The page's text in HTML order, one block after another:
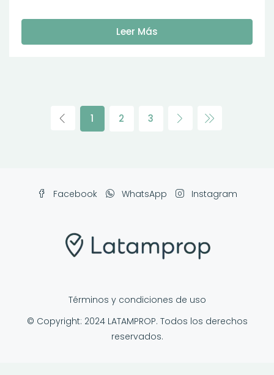
Leer Más
1 2 3
Facebook WhatsApp Instagram
Términos y condiciones de uso
© Copyright: 2024 LATAMPROP. Todos los derechos
reservados.